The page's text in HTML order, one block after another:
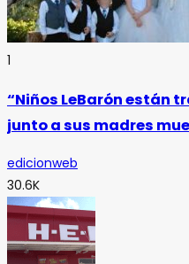
1
“Niños LeBarón están
junto a sus madres
edicionweb
30.6K